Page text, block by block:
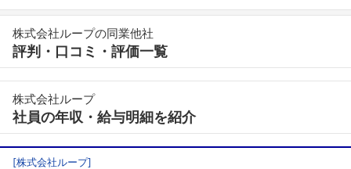
株式会社ループの同業他社
評判・口コミ・評価一覧
株式会社ループ
社員の年収・給与明細を紹介
[株式会社ループ]